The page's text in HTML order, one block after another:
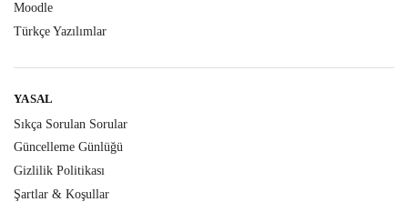
Moodle
Türkçe Yazılımlar
YASAL
Sıkça Sorulan Sorular
Güncelleme Günlüğü
Gizlilik Politikası
Şartlar & Koşullar